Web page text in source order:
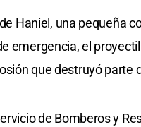
Haniel, una pequeña
emergencia, el
que destruyó parte
de Bomberos y